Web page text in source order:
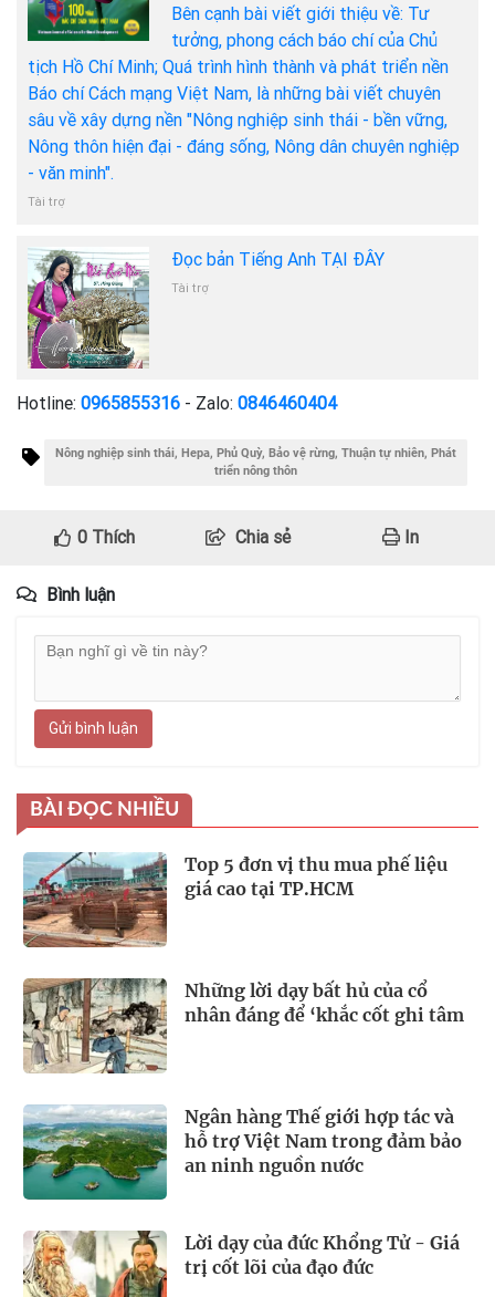
Bên cạnh bài viết giới thiệu về: Tư
tưởng, phong cách báo chí của Chủ
tịch Hồ Chí Minh; Quá trình hình thành và phát triển nền
Báo chí Cách mạng Việt Nam, là những bài viết chuyên
sâu về xây dựng nền "Nông nghiệp sinh thái - bền vững,
Nông thôn hiện đại - đáng sống, Nông dân chuyên nghiệp
- văn minh".
Tài trợ
Đọc bản Tiếng Anh TẠI ĐÂY
Tài trợ
Hotline: 0965855316 - Zalo: 0846460404
Nông nghiệp sinh thái, Hepa, Phủ Quỳ, Bảo vệ rừng, Thuận tự nhiên, Phát
triển nông thôn
0Thích Chia sẻ In
Bình luận
Gửi bình luận
BÀI ĐỌC NHIỀU
Top 5 đơn vị thu mua phế liệu
giá cao tại TP.HCM
Những lời dạy bất hủ của cổ
nhân đáng để ‘khắc cốt ghi tâm
Ngân hàng Thế giới hợp tác và
hỗ trợ Việt Nam trong đảm bảo
an ninh nguồn nước
Lời dạy của đức Khổng Tử - Giá
trị cốt lõi của đạo đức